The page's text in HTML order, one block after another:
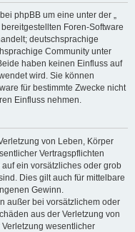
phpBB um eine unter der „
bereitgestellten Foren-Software
deutschsprachige
Community unter
haben keinen Einfluss auf
wird. Sie können
für bestimmte Zwecke nicht
Einfluss nehmen.
von Leben, Körper
Vertragspflichten
ein vorsätzliches oder grob
Dies gilt auch für mittelbare
Gewinn.
außer bei vorsätzlichem oder
aus der Verletzung von
wesentlicher